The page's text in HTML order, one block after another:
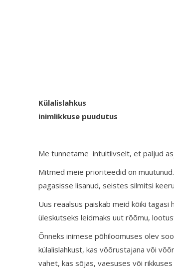
Külalislahkus
inimlikkuse puudutus
Me tunnetame intuitiivselt, et paljud
Mitmed meie prioriteedid on
pagasisse lisanud, seistes silmitsi
Uus reaalsus paiskab meid kõiki tagasi
üleskutseks leidmaks uut rõõmu,
Õnneks inimese põhiloomuses olev
külalislahkust, kas võõrustajana või
vahet, kas sõjas, vaesuses või